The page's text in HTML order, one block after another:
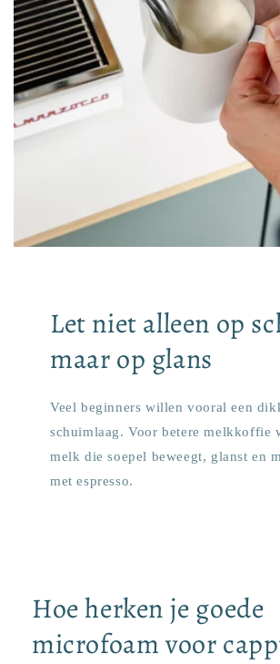
Let niet alleen op
maar op glans
Veel beginners willen vooral een
schuimlaag. Voor betere melkkoffie
melk die soepel beweegt, glanst en
met espresso.
Hoe herken je goede
microfoam voor